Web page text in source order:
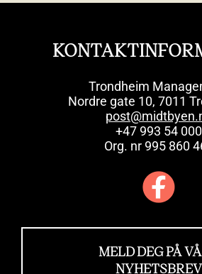
Trondheim
Nordre gate 10, 7011
+47 993 54 000
Org. nr 995 860
MELD DEG PÅ
NYHETSBREV